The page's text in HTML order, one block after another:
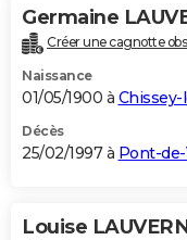
Germaine
Créer une cagnotte
Naissance
01/05/1900 à
Décès
25/02/1997 à Pont-de-
Louise